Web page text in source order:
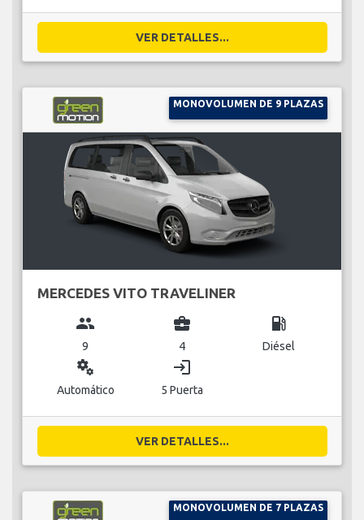
VER DETALLES...
MONOVOLUMEN DE 9 PLAZAS
MERCEDES VITO TRAVELINER
group
9
business_center
4
local_gas_station
Diésel
miscellaneous_services
Automático
login
5 Puerta
VER DETALLES...
MONOVOLUMEN DE 7 PLAZAS